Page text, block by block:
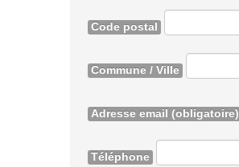
Code postal
Commune / Ville
Adresse email (obligatoire)
Téléphone